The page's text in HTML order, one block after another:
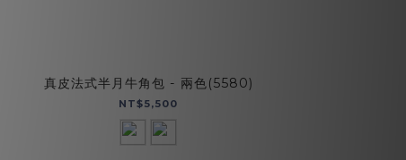
真皮法式半月牛角包 - 兩色(5580)
NT$5,500